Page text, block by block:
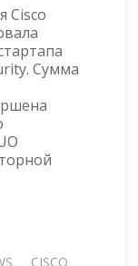
Cisco
Сумма
CISCO